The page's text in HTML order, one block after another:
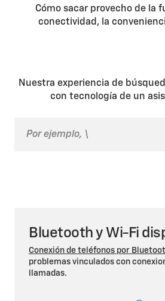
Cómo sacar provecho de la
conectividad, la
Nuestra experiencia de
con tecnología de un
Bluetooth y Wi-Fi
Conexión de teléfonos por
problemas vinculados con
llamadas.